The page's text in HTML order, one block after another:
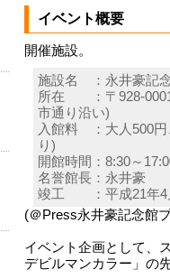
イベント概要
開催施設。
施設名 ：永井豪記
所在 ：〒928-0001
市通り沿い)
入館料 ：大人500円
り)
開館時間：8:30～
名誉館長：永井豪
竣工 ：平成21年4
(＠Press永井豪記念館
イベント企画として、
デビルマンカラー」の